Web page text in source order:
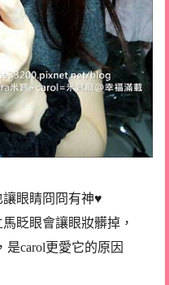
眼睛冏冏有神♥
眨眼會讓眼妝髒掉，
carol更愛它的原因